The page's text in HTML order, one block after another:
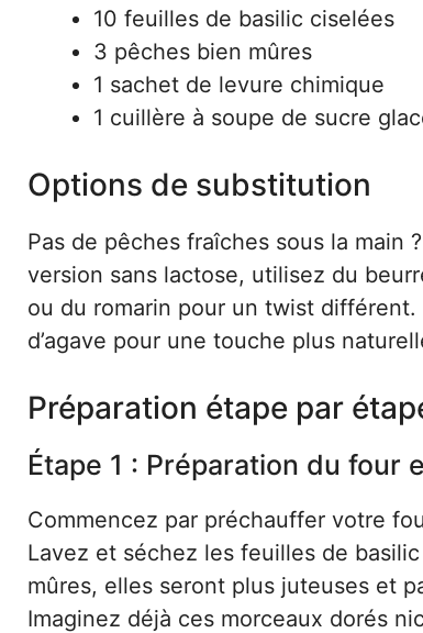
10 feuilles de basilic ciselées
3 pêches bien mûres
1 sachet de levure chimique
1 cuillère à soupe de sucre
Options de substitution
Pas de pêches fraîches sous la main
version sans lactose, utilisez du
ou du romarin pour un twist
d’agave pour une touche plus
Préparation étape par
Étape 1 : Préparation du four
Commencez par préchauffer votre
Lavez et séchez les feuilles de
mûres, elles seront plus juteuses et
Imaginez déjà ces morceaux dorés